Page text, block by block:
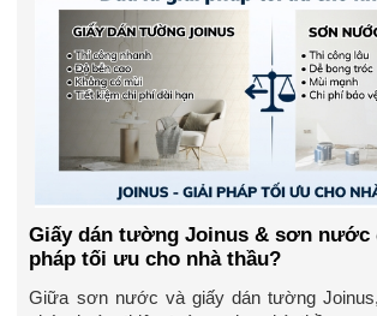
Giấy dán tường Joinus & sơn nước
pháp tối ưu cho nhà thầu?
Giữa sơn nước và giấy dán tường